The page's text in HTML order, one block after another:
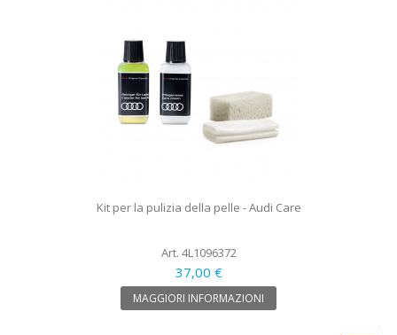
Kit per la pulizia della pelle - Audi Care
Art. 4L1096372
37,00 €
MAGGIORI INFORMAZIONI